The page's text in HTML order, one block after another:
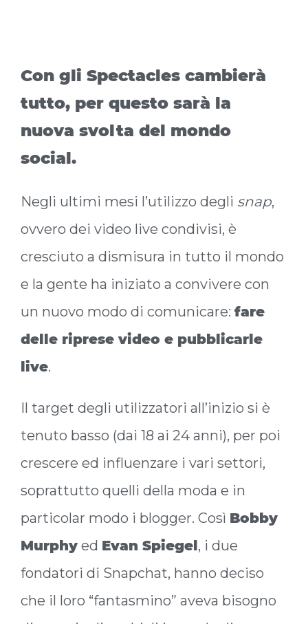
Con gli Spectacles cambierà
tutto, per questo sarà la
nuova svolta del mondo
social.
Negli ultimi mesi l’utilizzo degli snap,
ovvero dei video live condivisi, è
cresciuto a dismisura in tutto il mondo
e la gente ha iniziato a convivere con
un nuovo modo di comunicare: fare
delle riprese video e pubblicarle
live.
Il target degli utilizzatori all’inizio si è
tenuto basso (dai 18 ai 24 anni), per poi
crescere ed influenzare i vari settori,
soprattutto quelli della moda e in
particolar modo i blogger. Così Bobby
Murphy ed Evan Spiegel, i due
fondatori di Snapchat, hanno deciso
che il loro “fantasmino” aveva bisogno